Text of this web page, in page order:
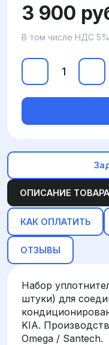
ОПИСАНИЕ ТОВАРА
КАК ОПЛАТИТЬ
ОТЗЫВЫ
Набор
штуки) для
KIA.
Omega / Santech.
3 900
В том числе НДС 5%